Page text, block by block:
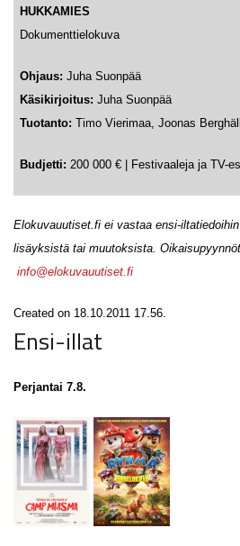
HUKKAMIES
Dokumenttielokuva
Ohjaus: Juha Suonpää
Käsikirjoitus: Juha Suonpää
Tuotanto: Timo Vierimaa, Joonas
Budjetti: 200 000 € Festivaaleja ja TV-
Elokuvauutiset.fi ei vastaa ensi-
lisäyksistä tai muutoksista.
info@elokuvauutiset.fi
Created on 18.10.2011 17.56.
Ensi-illat
Perjantai 7.8.